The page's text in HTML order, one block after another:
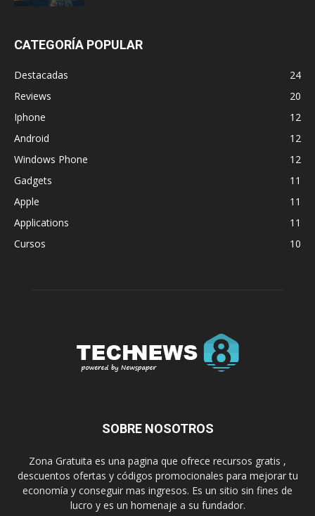
CATEGORÍA POPULAR
Destacadas
24
Reviews
20
Iphone
12
Android
12
Windows Phone
12
Gadgets
11
Apple
11
Applications
11
Cursos
10
SOBRE NOSOTROS
Zona Gratuita es una pagina que ofrece recursos gratis ,
descuentos ofertas y códigos promocionales para mejorar tu
economía y conseguir mas ingresos. Es un sitio sin fines de
lucro y es un homenaje a su fundador.